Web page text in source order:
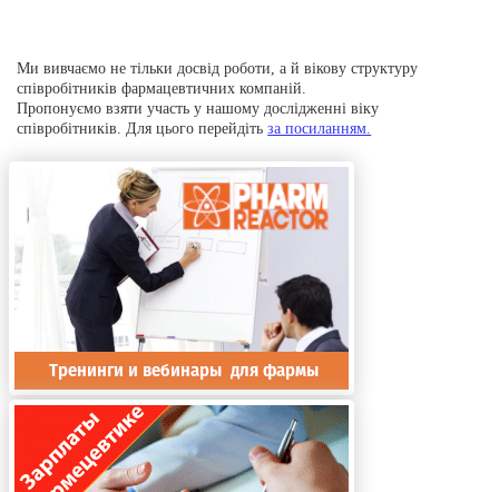
Ми вивчаємо не тільки досвід роботи, а й вікову структуру
співробітників фармацевтичних компаній.
Пропонуємо взяти участь у нашому дослідженні віку
співробітників. Для цього перейдітьза посиланням.